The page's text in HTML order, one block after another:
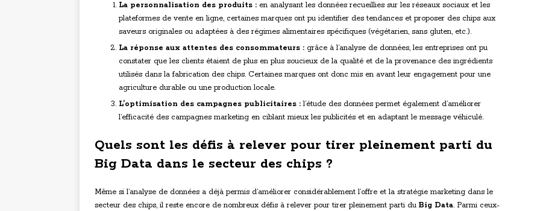
La personnalisation des produits : en analysant les données recueillies sur les réseaux sociaux et les
plateformes de vente en ligne, certaines marques ont pu identifier des tendances et proposer des chips aux
saveurs originales ou adaptées à des régimes alimentaires spécifiques (végétarien, sans gluten, etc.).
La réponse aux attentes des consommateurs : grâce à l’analyse de données, les entreprises ont pu
constater que les clients étaient de plus en plus soucieux de la qualité et de la provenance des ingrédients
utilisés dans la fabrication des chips. Certaines marques ont donc mis en avant leur engagement pour une
agriculture durable ou une production locale.
L’optimisation des campagnes publicitaires : l’étude des données permet également d’améliorer
l’efficacité des campagnes marketing en ciblant mieux les publicités et en adaptant le message véhiculé.
Quels sont les défis à relever pour tirer pleinement parti du
Big Data dans le secteur des chips ?
Même si l’analyse de données a déjà permis d’améliorer considérablement l’offre et la stratégie marketing dans le
secteur des chips, il reste encore de nombreux défis à relever pour tirer pleinement parti du Big Data. Parmi ceux-